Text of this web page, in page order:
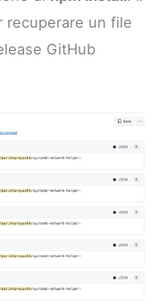
recuperare un file
GitHub